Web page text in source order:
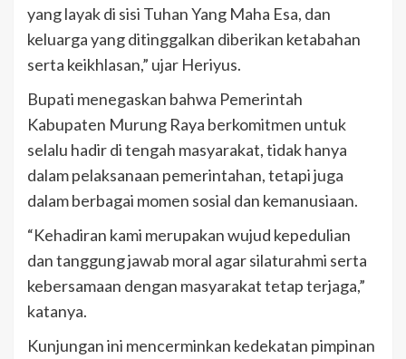
yang layak di sisi Tuhan Yang Maha Esa, dan
keluarga yang ditinggalkan diberikan ketabahan
serta keikhlasan,” ujar Heriyus.
Bupati menegaskan bahwa Pemerintah
Kabupaten Murung Raya berkomitmen untuk
selalu hadir di tengah masyarakat, tidak hanya
dalam pelaksanaan pemerintahan, tetapi juga
dalam berbagai momen sosial dan kemanusiaan.
“Kehadiran kami merupakan wujud kepedulian
dan tanggung jawab moral agar silaturahmi serta
kebersamaan dengan masyarakat tetap terjaga,”
katanya.
Kunjungan ini mencerminkan kedekatan pimpinan